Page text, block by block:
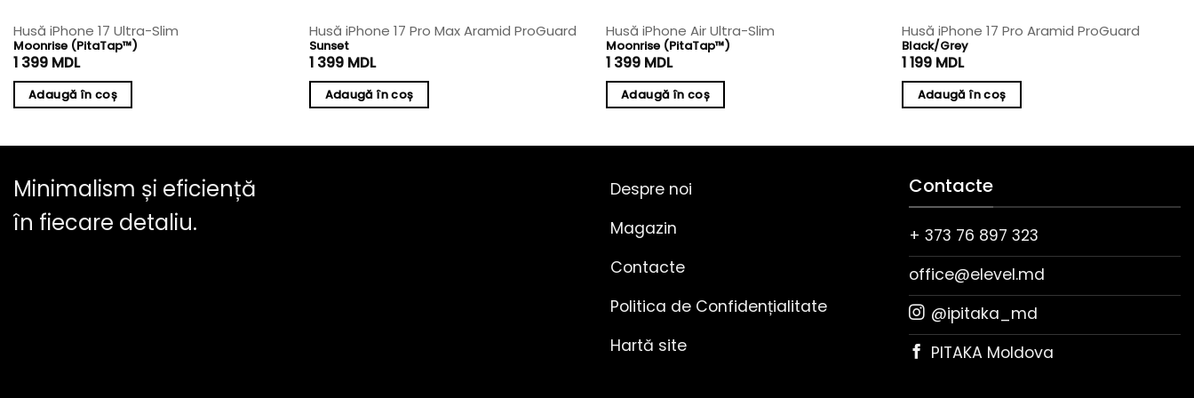
Husă iPhone 17 Ultra-Slim
Moonrise (PitaTap™)
1 399 MDL
Adaugă în coș
Husă iPhone 17 Pro Max Aramid ProGuard
Sunset
1 399 MDL
Adaugă în coș
Husă iPhone Air Ultra-Slim
Moonrise (PitaTap™)
1 399 MDL
Adaugă în coș
Husă iPhone 17 Pro Aramid ProGuard
Black/Grey
1 199 MDL
Adaugă în coș
Minimalism și eficiență
în fiecare detaliu.
Despre noi
Magazin
Contacte
Politica de Confidențialitate
Hartă site
Contacte
+ 373 76 897 323
office@elevel.md
@ipitaka_md
PITAKA Moldova